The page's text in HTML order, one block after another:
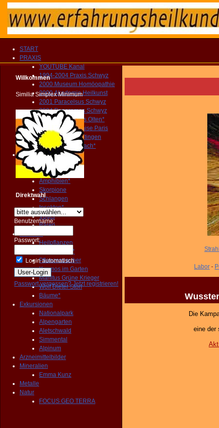
START
PRAXIS
YOUTUBE Kanal
1994-2004 Praxis Schwyz
2000 Museum Homöopathie
2000 Akademie Heilkunst
2001 Paracelsus Schwyz
2004 Panoramas Schwyz
2004-2010 Praxis Olten*
2005 Père Lachaise Paris
2010 Museum Oltingen
2010 Praxis Sissach*
Tiere
Säugetiere*
Beuteltiere*
Amphibien*
Skorpione
Schlangen
Insekten*
Vögel
Bären
Pflanzen
Heilpflanzen
Wildgemüse*
Pflanzenzauber
Kosmos im Garten
Manitus Grüne Krieger
Wolf Dieter Storl
Bäume*
Exkursionen
Nationalpark
Alpengarten
Aletschwald
Simmental
Alpinum
Arzneimittelbilder
Mineralien
Emma Kunz
Metalle
Natur
FOCUS GEO TERRA
Willkommen
Similia Simplex Minimum
Direktwahl
Benutzername:
Passwort:
Login automatisch
Passwort vergessen? Jetzt registrieren!
Labor -
Die
eine der